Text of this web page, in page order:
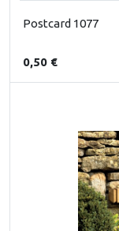
Postcard 1077
0,50 €